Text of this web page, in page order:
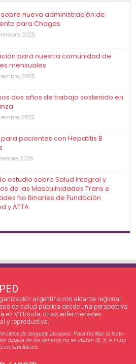
sobre nueva administración de
para Chagas
2025
para nuestra comunidad de
mensuales
2025
dos años de trabajo sostenido en
2025
para pacientes con Hepatitis B
2025
estudio sobre Salud Integral y
de las Masculinidades Trans e
No Binaries de Fundación
y ATTA
argentina con alcance regional
de salud pública desde una perspectiva
en VIH/sida, otras enfermedades
y reproductiva.
de lenguaje inclusivo. Para facilitar la lecto-
binaria de los géneros no se utilizan @, X, e ni los
en simultáneo.